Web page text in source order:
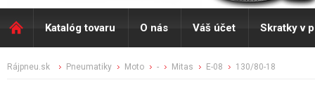
Katalóg tovaru O nás Váš účet Skratky v
rájpneu.sk pneumatiky moto - mitas e-08 130/80-18